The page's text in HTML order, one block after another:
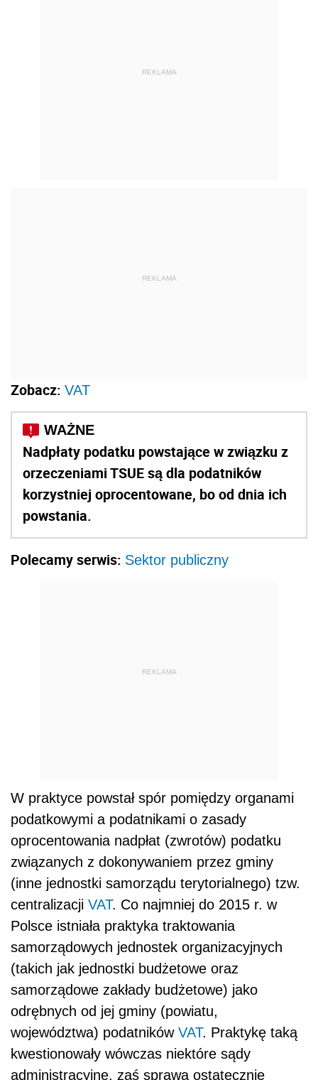
REKLAMA
REKLAMA
Zobacz: VAT
Nadpłaty podatku powstające w związku z
orzeczeniami TSUE są dla podatników
korzystniej oprocentowane, bo od dnia ich
powstania.
Polecamy serwis: Sektor publiczny
REKLAMA
W praktyce powstał spór pomiędzy organami
podatkowymi a podatnikami o zasady
oprocentowania nadpłat (zwrotów) podatku
związanych z dokonywaniem przez gminy
(inne jednostki samorządu terytorialnego) tzw.
centralizacji VAT. Co najmniej do 2015 r. w
Polsce istniała praktyka traktowania
samorządowych jednostek organizacyjnych
(takich jak jednostki budżetowe oraz
samorządowe zakłady budżetowe) jako
odrębnych od jej gminy (powiatu,
województwa) podatników VAT. Praktykę taką
kwestionowały wówczas niektóre sądy
administracyjne, zaś sprawa ostatecznie